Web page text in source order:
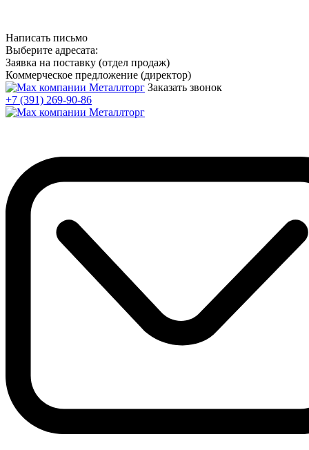
Написать письмо
Выберите адресата:
Заявка на поставку (отдел продаж)
Коммерческое предложение (директор)
Заказать звонок
+7 (391) 269-90-86